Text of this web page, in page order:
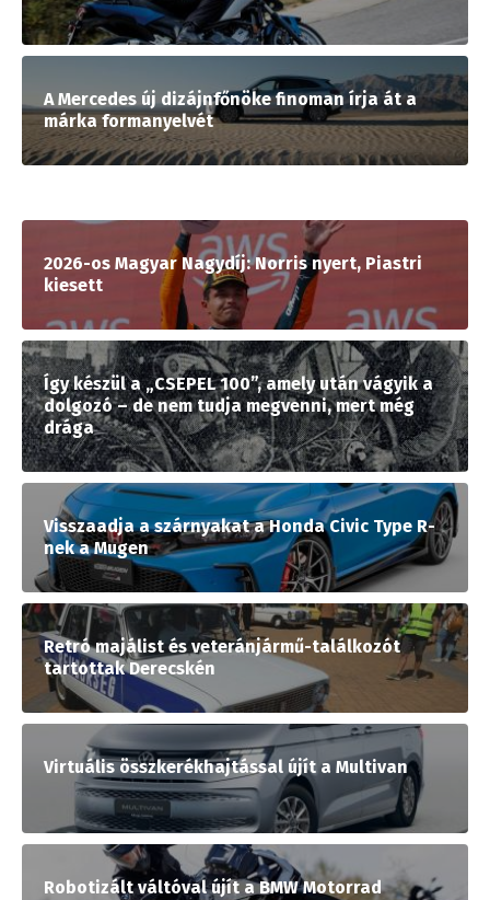
A Mercedes új dizájnfőnöke finoman írja át a
márka formanyelvét
2026-os Magyar Nagydíj: Norris nyert, Piastri
kiesett
Így készül a „CSEPEL 100”, amely után vágyik a
dolgozó – de nem tudja megvenni, mert még
drága
Visszaadja a szárnyakat a Honda Civic Type R-
nek a Mugen
Retró majálist és veteránjármű-találkozót
tartottak Derecskén
Virtuális összkerékhajtással újít a Multivan
Robotizált váltóval újít a BMW Motorrad